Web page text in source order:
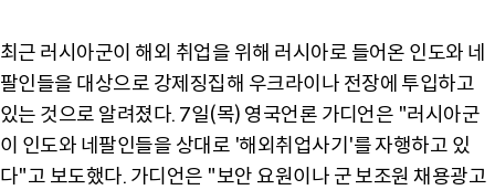
최근 러시아군이 해외 취업을 위해 러시아로 들어온 인도와 네
팔인들을 대상으로 강제징집해 우크라이나 전장에 투입하고
있는 것으로 알려졌다. 7일(목) 영국언론 가디언은 "러시아군
이 인도와 네팔인들을 상대로 '해외취업사기'를 자행하고 있
다"고 보도했다. 가디언은 "보안 요원이나 군 보조원 채용광고